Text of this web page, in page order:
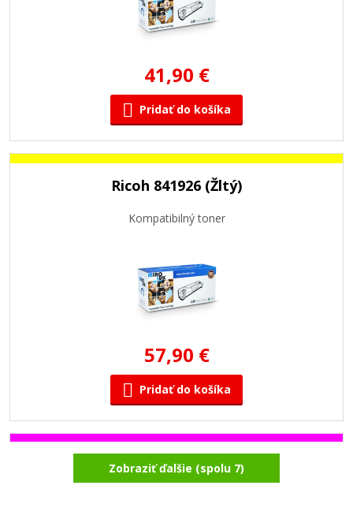
41,90 €
Pridať do košíka
Ricoh 841926 (Žltý)
Kompatibilný toner
57,90 €
Pridať do košíka
Ricoh 841927 (Purpurový)
Zobraziť ďalšie (spolu 7)